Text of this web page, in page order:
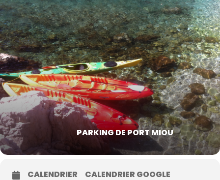
PARKING DE PORT MIOU
CALENDRIER CALENDRIER GOOGLE